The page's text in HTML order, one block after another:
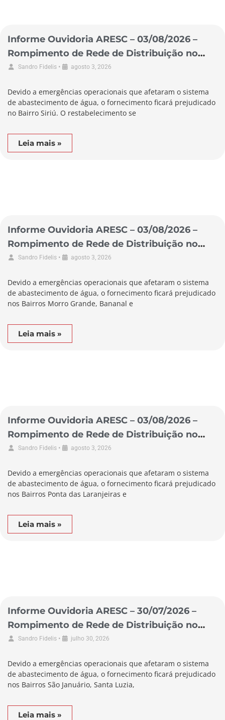
Informe Ouvidoria ARESC – 03/08/2026 –
Rompimento de Rede de Distribuição no
Município de Garopaba
Sandro Fidelis • agosto 3, 2026
Devido a emergências operacionais que afetaram o sistema
de abastecimento de água, o fornecimento ficará prejudicado
no Bairro Siriú. O restabelecimento se
Leia mais »
Informe Ouvidoria ARESC – 03/08/2026 –
Rompimento de Rede de Distribuição no
Município de Laguna
Sandro Fidelis • agosto 3, 2026
Devido a emergências operacionais que afetaram o sistema
de abastecimento de água, o fornecimento ficará prejudicado
nos Bairros Morro Grande, Bananal e
Leia mais »
Informe Ouvidoria ARESC – 03/08/2026 –
Rompimento de Rede de Distribuição no
Município de Pescaria Brava
Sandro Fidelis • agosto 3, 2026
Devido a emergências operacionais que afetaram o sistema
de abastecimento de água, o fornecimento ficará prejudicado
nos Bairros Ponta das Laranjeiras e
Leia mais »
Informe Ouvidoria ARESC – 30/07/2026 –
Rompimento de Rede de Distribuição no
Município de Braço do Norte
Sandro Fidelis • julho 30, 2026
Devido a emergências operacionais que afetaram o sistema
de abastecimento de água, o fornecimento ficará prejudicado
nos Bairros São Januário, Santa Luzia,
Leia mais »